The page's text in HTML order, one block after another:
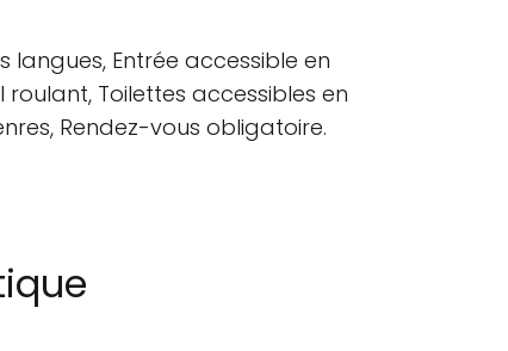
Entrée accessible en
Toilettes accessibles en
Rendez-vous obligatoire.